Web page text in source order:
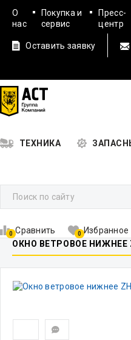
О
нас
Покупка и
сервис
Пресс-
центр
Оставить заявку
ТЕХНИКА
0 Сравнить 0 Избранное
ОКНО ВЕТРОВОЕ НИЖНЕЕ